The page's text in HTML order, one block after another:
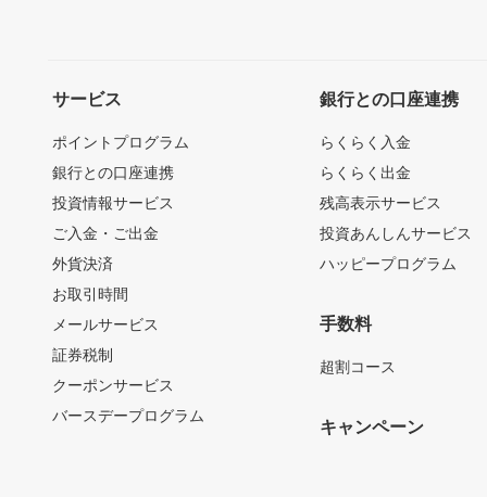
サービス
ポイントプログラム
銀行との口座連携
投資情報サービス
ご入金・ご出金
外貨決済
お取引時間
メールサービス
証券税制
クーポンサービス
バースデープログラム
銀行との口座連携
らくらく入金
らくらく出金
残高表示サービス
投資あんしんサービス
ハッピープログラム
手数料
超割コース
キャンペーン